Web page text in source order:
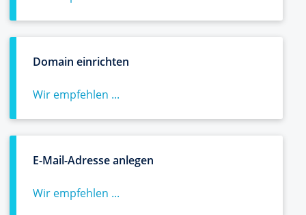
Domain einrichten
Wir empfehlen ...
E-Mail-Adresse anlegen
Wir empfehlen ...